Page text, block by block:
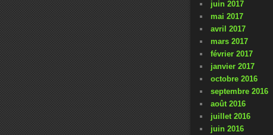
juin 2017
mai 2017
avril 2017
mars 2017
février 2017
janvier 2017
octobre 2016
septembre 2016
août 2016
juillet 2016
juin 2016